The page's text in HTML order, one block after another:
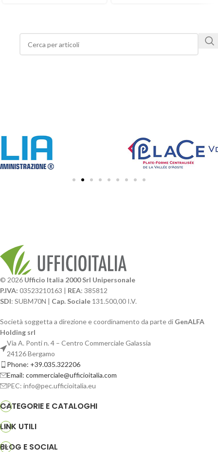
© 2026 Ufficio Italia 2000 Srl Unipersonale
P.IVA: 03523210163 | REA: 385812
SDI: SUBM70N | Cap. Sociale 131.500,00 I.V.
Società soggetta a direzione e coordinamento da parte di GenALFA
Holding srl
Via A. Ponti n. 4 – Centro Commerciale Galassia
24126 Bergamo
Phone: +39.035.322206
Email: commerciale@ufficioitalia.com
PEC: info@pec.ufficioitalia.eu
CATEGORIE E CATALOGHI
LINK UTILI
BLOG E SOCIAL